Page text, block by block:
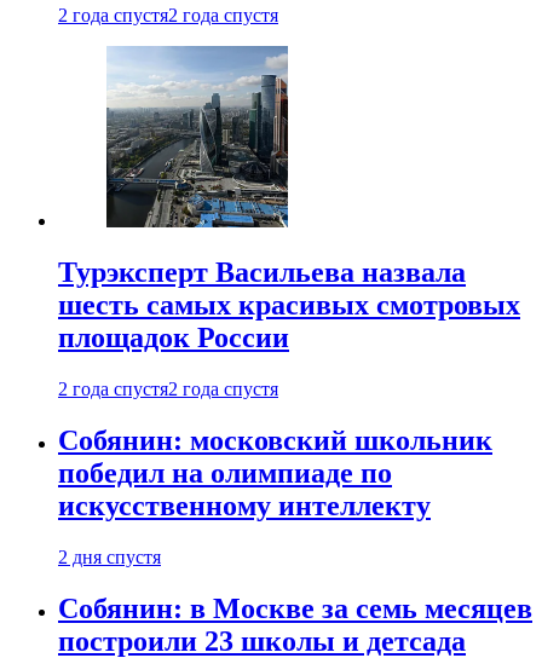
2 года спустя2 года спустя
Турэксперт Васильева назвала
шесть самых красивых смотровых
площадок России
2 года спустя2 года спустя
Собянин: московский школьник
победил на олимпиаде по
искусственному интеллекту
2 дня спустя
Собянин: в Москве за семь месяцев
построили 23 школы и детсада